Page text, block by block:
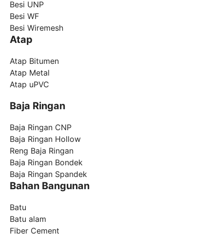
Besi UNP
Besi WF
Besi Wiremesh
Atap
Atap Bitumen
Atap Metal
Atap uPVC
Baja Ringan
Baja Ringan CNP
Baja Ringan Hollow
Reng Baja Ringan
Baja Ringan Bondek
Baja Ringan Spandek
Bahan Bangunan
Batu
Batu alam
Fiber Cement